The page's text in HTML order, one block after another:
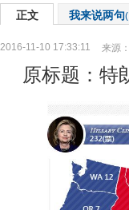
正文 我来说两句(
2016-11-10 17:33:11 来源：
原标题：特